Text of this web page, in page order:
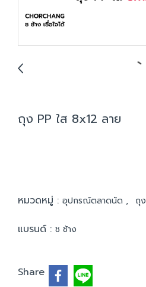
ถุง PP ใส 8x12 ลาย
หมวดหมู่ : อุปกรณ์ตลาดนัด , ถุง
แบรนด์ : ช ช้าง
Share